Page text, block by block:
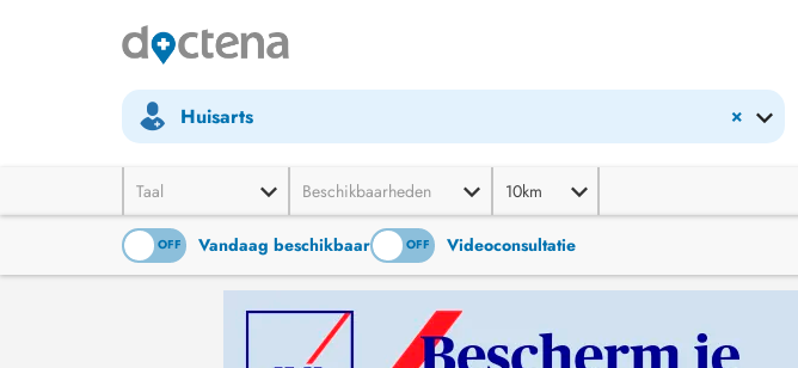
×
Huisarts
Taal Beschikbaarheden 10km
OFF Vandaag beschikbaar
ON OFF Videoconsultatie